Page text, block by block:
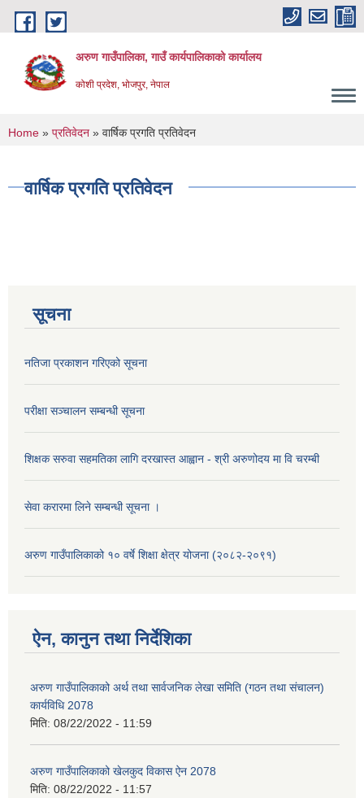
Skip to main content
अरुण गाउँपालिका, गाउँ कार्यपालिकाको कार्यालय
कोशी प्रदेश, भोजपुर, नेपाल
You are here
Home » प्रतिवेदन » वार्षिक प्रगति प्रतिवेदन
वार्षिक प्रगति प्रतिवेदन
सूचना
नतिजा प्रकाशन गरिएको सूचना
परीक्षा सञ्चालन सम्बन्धी सूचना
शिक्षक सरुवा सहमतिका लागि दरखास्त आह्वान - श्री अरुणोदय मा वि चरम्बी
सेवा करारमा लिने सम्बन्धी सूचना ।
अरुण गाउँपालिकाको १० वर्षे शिक्षा क्षेत्र योजना (२०८२-२०९१)
ऐन, कानुन तथा निर्देशिका
अरुण गाउँपालिकाको अर्थ तथा सार्वजनिक लेखा समिति (गठन तथा संचालन)
कार्यविधि 2078
मिति: 08/22/2022 - 11:59
अरुण गाउँपालिकाको खेलकुद विकास ऐन 2078
मिति: 08/22/2022 - 11:57